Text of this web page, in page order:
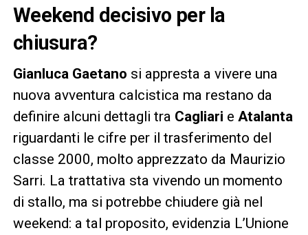
Weekend decisivo per la
chiusura?
Gianluca Gaetano si appresta a vivere una
nuova avventura calcistica ma restano da
definire alcuni dettagli tra Cagliari e Atalanta
riguardanti le cifre per il trasferimento del
classe 2000, molto apprezzato da Maurizio
Sarri. La trattativa sta vivendo un momento
di stallo, ma si potrebbe chiudere già nel
weekend: a tal proposito, evidenzia L’Unione